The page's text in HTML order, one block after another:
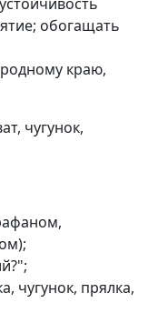
обогащать
краю,
чугунок,
чугунок, прялка,